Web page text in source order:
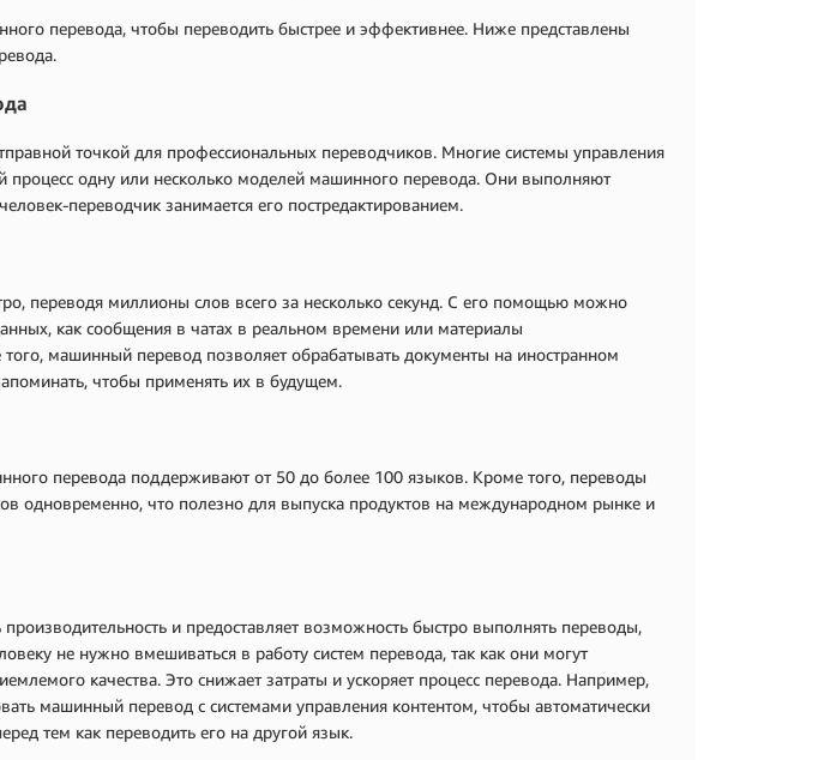
перевода, чтобы переводить быстрее и эффективнее. Ниже представлены
точкой для профессиональных переводчиков. Многие системы управления
процесс одну или несколько моделей машинного перевода. Они выполняют
переводчик занимается его постредактированием.
переводя миллионы слов всего за несколько секунд. С его помощью можно
как сообщения в чатах в реальном времени или материалы
машинный перевод позволяет обрабатывать документы на иностранном
чтобы применять их в будущем.
перевода поддерживают от 50 до более 100 языков. Кроме того, переводы
одновременно, что полезно для выпуска продуктов на международном рынке и
и предоставляет возможность быстро выполнять переводы,
не нужно вмешиваться в работу систем перевода, так как они могут
качества. Это снижает затраты и ускоряет процесс перевода. Например,
машинный перевод с системами управления контентом, чтобы автоматически
тем как переводить его на другой язык.